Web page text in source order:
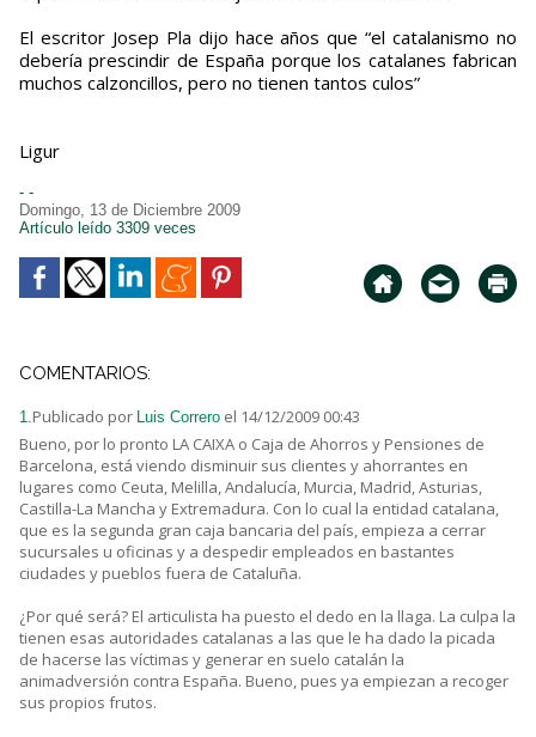
El escritor Josep Pla dijo hace años que “el catalanismo no
debería prescindir de España porque los catalanes fabrican
muchos calzoncillos, pero no tienen tantos culos”
Ligur
- -
Domingo, 13 de Diciembre 2009
Artículo leído 3309 veces
COMENTARIOS:
1.Publicado por Luis Correro el 14/12/2009 00:43
Bueno, por lo pronto LA CAIXA o Caja de Ahorros y Pensiones de
Barcelona, está viendo disminuir sus clientes y ahorrantes en
lugares como Ceuta, Melilla, Andalucía, Murcia, Madrid, Asturias,
Castilla-La Mancha y Extremadura. Con lo cual la entidad catalana,
que es la segunda gran caja bancaria del país, empieza a cerrar
sucursales u oficinas y a despedir empleados en bastantes
ciudades y pueblos fuera de Cataluña.
¿Por qué será? El articulista ha puesto el dedo en la llaga. La culpa la
tienen esas autoridades catalanas a las que le ha dado la picada
de hacerse las víctimas y generar en suelo catalán la
animadversión contra España. Bueno, pues ya empiezan a recoger
sus propios frutos.